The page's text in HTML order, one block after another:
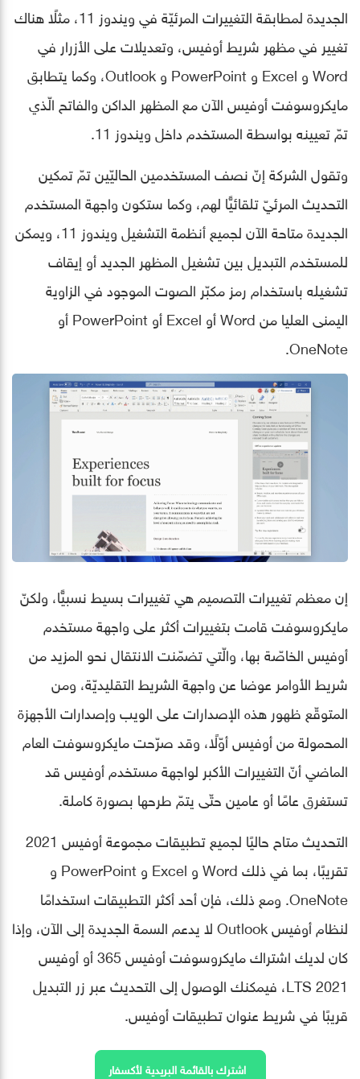
الجديدة لمطابقة التغييرات المرئيّة في ويندوز 11، مثلًا هناك
تغيير في مظهر شريط أوفيس، وتعديلات على الأزرار في
Word و Excel و PowerPoint و Outlook، وكما يتطابق
مايكروسوفت أوفيس الآن مع المظهر الداكن والفاتح الّذي
تمّ تعيينه بواسطة المستخدم داخل ويندوز 11.
وتقول الشركة إنّ نصف المستخدمين الحاليّين تمّ تمكين
التحديث المرئيّ تلقائيًّا لهم، وكما ستكون واجهة المستخدم
الجديدة متاحة الآن لجميع أنظمة التشغيل ويندوز 11، ويمكن
للمستخدم التبديل بين تشغيل المظهر الجديد أو إيقاف
تشغيله باستخدام رمز مكبّر الصوت الموجود في الزاوية
اليمنى العليا من Word أو Excel أو PowerPoint أو
OneNote.
إن معظم تغييرات التصميم هي تغييرات بسيط نسبيًّا، ولكنّ
مايكروسوفت قامت بتغييرات أكثر على واجهة مستخدم
أوفيس الخاصّة بها، والّتي تضمّنت الانتقال نحو المزيد من
شريط الأوامر عوضا عن واجهة الشريط التقليديّة، ومن
المتوقّع ظهور هذه الإصدارات على الويب وإصدارات الأجهزة
المحمولة من أوفيس أوّلًا، وقد صرّحت مايكروسوفت العام
الماضي أنّ التغييرات الأكبر لواجهة مستخدم أوفيس قد
تستغرق عامًا أو عامين حتّى يتمّ طرحها بصورة كاملة.
التحديث متاح حاليًا لجميع تطبيقات مجموعة أوفيس 2021
تقريبًا، بما في ذلك Word و Excel و PowerPoint و
OneNote. ومع ذلك، فإن أحد أكثر التطبيقات استخدامًا
لنظام أوفيس Outlook لا يدعم السمة الجديدة إلى الآن، وإذا
كان لديك اشتراك مايكروسوفت أوفيس 365 أو أوفيس
2021 LTS، فيمكنك الوصول إلى التحديث عبر زر التبديل
قريبًا في شريط عنوان تطبيقات أوفيس.
اشترك بالقائمة البريدية لأكسفار